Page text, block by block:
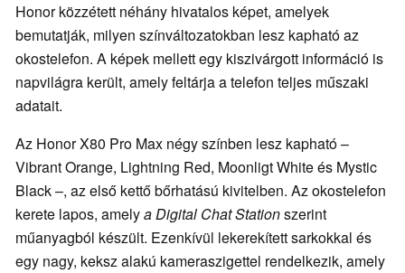
Honor közzétett néhány hivatalos képet, amelyek
bemutatják, milyen színváltozatokban lesz kapható az
okostelefon. A képek mellett egy kiszivárgott információ is
napvilágra került, amely feltárja a telefon teljes műszaki
adatait.
Az Honor X80 Pro Max négy színben lesz kapható –
Vibrant Orange, Lightning Red, Moonligt White és Mystic
Black –, az első kettő bőrhatású kivitelben. Az okostelefon
kerete lapos, amelya Digital Chat Stationszerint
műanyagból készült. Ezenkívül lekerekített sarkokkal és
egy nagy, keksz alakú kameraszigettel rendelkezik, amely